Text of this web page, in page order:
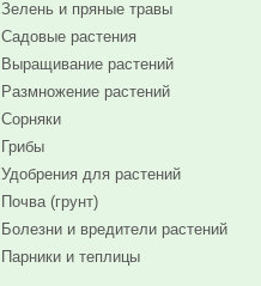
Зелень и пряные травы
Садовые растения
Выращивание растений
Размножение растений
Сорняки
Грибы
Удобрения для растений
Почва (грунт)
Болезни и вредители растений
Парники и теплицы